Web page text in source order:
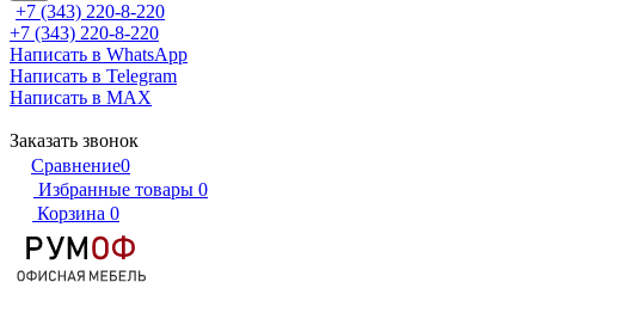
+7 (343) 220-8-220
+7 (343) 220-8-220
Написать в WhatsApp
Написать в Telegram
Написать в MAX
Заказать звонок
Сравнение0
Избранные товары 0
Корзина 0